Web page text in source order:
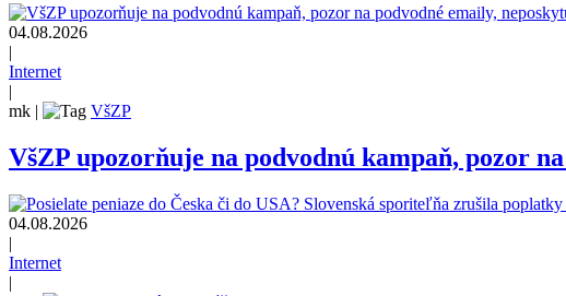
04.08.2026
|
Internet
|
mk | VšZP
VšZP upozorňuje na podvodnú kampaň, pozor
04.08.2026
|
Internet
|